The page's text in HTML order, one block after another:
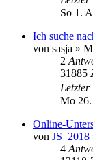
So 1.
Ich suche
von sasja »
2
31885
Mo
Online-
von JS_2018
4